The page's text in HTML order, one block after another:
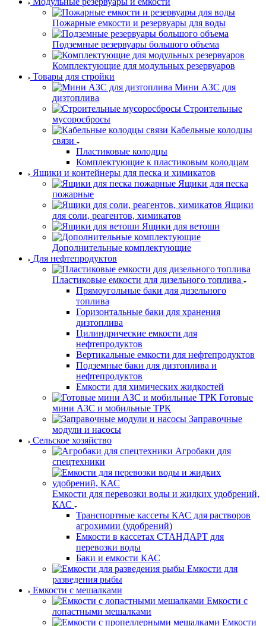
Пожарные емкости и резервуары для воды
Подземные резервуары большого объема
Комплектующие для модульных резервуаров
Товары для стройки
Мини АЗС для
дизтоплива
Строительные
мусоросбросы
Кабельные колодцы
связи
Пластиковые колодцы
Комплектующие к пластиковым колодцам
Ящики и контейнеры для песка и химикатов
Ящики для песка
пожарные
Ящики
для соли, реагентов, химикатов
Ящики для ветоши
Дополнительные комплектующие
Для нефтепродуктов
Пластиковые емкости для дизельного топлива
Прямоугольные баки для дизельного
топлива
Горизонтальные баки для хранения
дизтоплива
Цилиндрические емкости для
нефтепродуктов
Вертикальные емкости для нефтепродуктов
Подземные баки для дизтоплива и
нефтепродуктов
Емкости для химических жидкостей
Готовые
мини АЗС и мобильные ТРК
Заправочные
модули и насосы
Сельское хозяйство
Агробаки для
спецтехники
Емкости для перевозки воды и жидких удобрений,
КАС
Транспортные кассеты КАС для растворов
агрохимии (удобрений)
Емкости в кассетах СТАНДАРТ для
перевозки воды
Баки и емкости КАС
Емкости для
разведения рыбы
Емкости с мешалками
Емкости с
лопастными мешалками
Емкости